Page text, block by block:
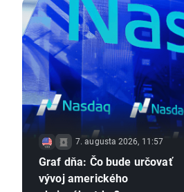
7. augusta 2026, 11:57
Graf dňa: Čo bude určovať
vývoj amerického